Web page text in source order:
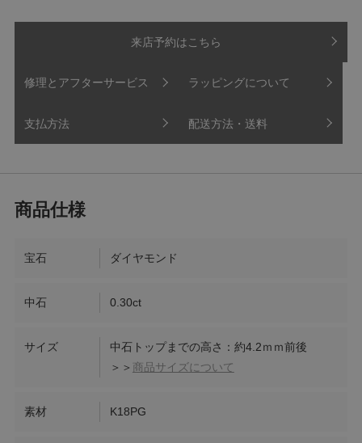
来店予約はこちら
修理とアフターサービス ラッピングについて
支払方法 配送方法・送料
宝石 ダイヤモンド
中石 0.30ct
サイズ
中石トップまでの高さ：約4.2ｍｍ前後
＞＞ 商品サイズについて
素材 K18PG